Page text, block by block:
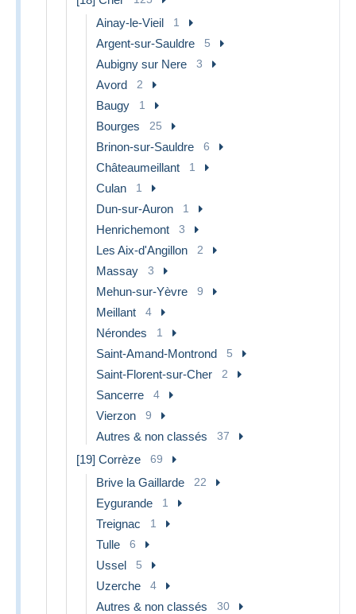
Ainay-le-Vieil 1
Argent-sur-Sauldre 5
Aubigny sur Nere 3
Avord 2
Baugy 1
Bourges 25
Brinon-sur-Sauldre 6
Châteaumeillant 1
Culan 1
Dun-sur-Auron 1
Henrichemont 3
Les Aix-d'Angillon 2
Massay 3
Mehun-sur-Yèvre 9
Meillant 4
Nérondes 1
Saint-Amand-Montrond 5
Saint-Florent-sur-Cher 2
Sancerre 4
Vierzon 9
Autres & non classés 37
[19] Corrèze 69
Brive la Gaillarde 22
Eygurande 1
Treignac 1
Tulle 6
Ussel 5
Uzerche 4
Autres & non classés 30